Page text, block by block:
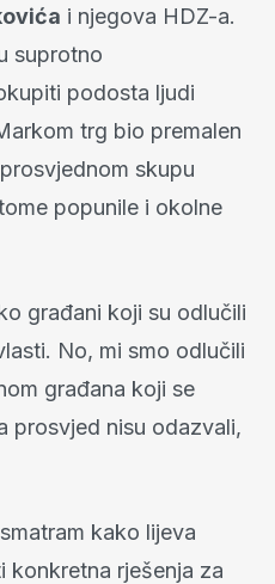
i njegova HDZ-a.
suprotno
podosta ljudi
trg bio premalen
skupu
popunile i okolne
građani koji su odlučili
No, mi smo odlučili
građana koji se
prosvjed nisu odazvali,
kako lijeva
konkretna rješenja za